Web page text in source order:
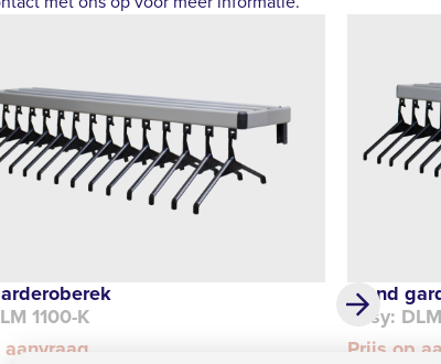
1100-K
Wand
Easy:
Prijs op